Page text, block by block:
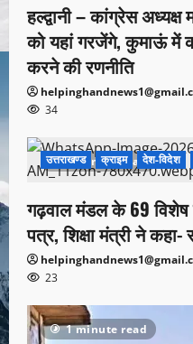
हल्द्वानी – कांग्रेस
को यहां गरजेंगे, कुमाऊं में
करने की रणनीति
34
1 minute read
उत्तराखण्ड क्राइम देश-विदेश
गढ़वाल मंडल के 69 विशेष
पत्र, शिक्षा मंत्री ने कहा-
23
1 minute read